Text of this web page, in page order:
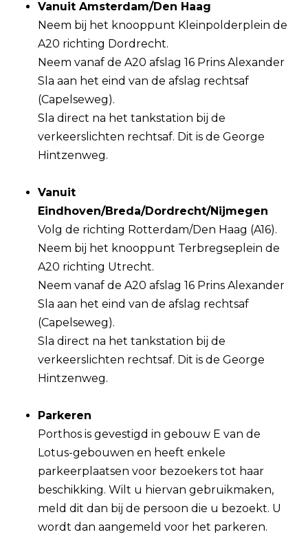
Vanuit Amsterdam/Den Haag
Neem bij het knooppunt Kleinpolderplein de
A20 richting Dordrecht.
Neem vanaf de A20 afslag 16 Prins Alexander
Sla aan het eind van de afslag rechtsaf
(Capelseweg).
Sla direct na het tankstation bij de
verkeerslichten rechtsaf. Dit is de George
Hintzenweg.
Vanuit
Eindhoven/Breda/Dordrecht/Nijmegen
Volg de richting Rotterdam/Den Haag (A16).
Neem bij het knooppunt Terbregseplein de
A20 richting Utrecht.
Neem vanaf de A20 afslag 16 Prins Alexander
Sla aan het eind van de afslag rechtsaf
(Capelseweg).
Sla direct na het tankstation bij de
verkeerslichten rechtsaf. Dit is de George
Hintzenweg.
Parkeren
Porthos is gevestigd in gebouw E van de
Lotus-gebouwen en heeft enkele
parkeerplaatsen voor bezoekers tot haar
beschikking. Wilt u hiervan gebruikmaken,
meld dit dan bij de persoon die u bezoekt. U
wordt dan aangemeld voor het parkeren.